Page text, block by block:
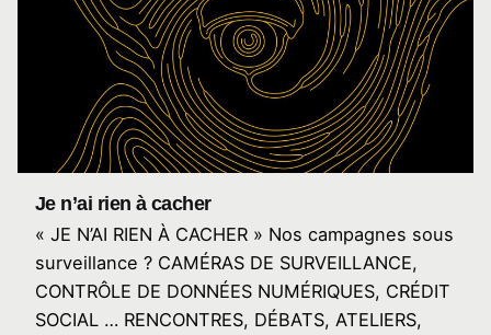
Je n’ai rien à cacher
« JE N’AI RIEN À CACHER » Nos campagnes sous
surveillance ? CAMÉRAS DE SURVEILLANCE,
CONTRÔLE DE DONNÉES NUMÉRIQUES, CRÉDIT
SOCIAL … RENCONTRES, DÉBATS, ATELIERS,